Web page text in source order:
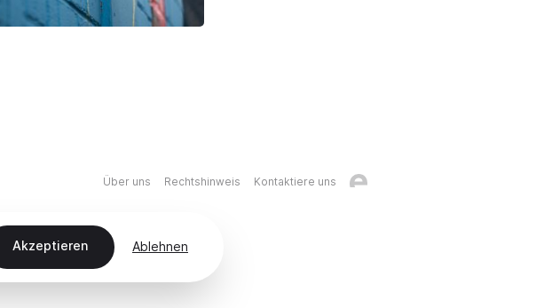
Über uns Rechtshinweis Kontaktiere uns
Akzeptieren Ablehnen